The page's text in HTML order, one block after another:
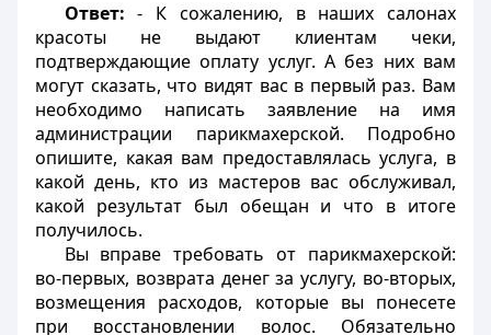
Ответ: - К сожалению, в наших салонах
красоты не выдают клиентам чеки,
подтверждающие оплату услуг. А без них вам
могут сказать, что видят вас в первый раз. Вам
необходимо написать заявление на имя
администрации парикмахерской. Подробно
опишите, какая вам предоставлялась услуга, в
какой день, кто из мастеров вас обслуживал,
какой результат был обещан и что в итоге
получилось.
Вы вправе требовать от парикмахерской:
во-первых, возврата денег за услугу, во-вторых,
возмещения расходов, которые вы понесете
при восстановлении волос. Обязательно